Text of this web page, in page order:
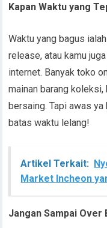
Kapan Waktu yang
Waktu yang bagus
release, atau kamu
internet. Banyak toko
mainan barang koleksi,
bersaing. Tapi awas
batas waktu lelang!
Artikel Terkait:
Market Incheon
Jangan Sampai Over